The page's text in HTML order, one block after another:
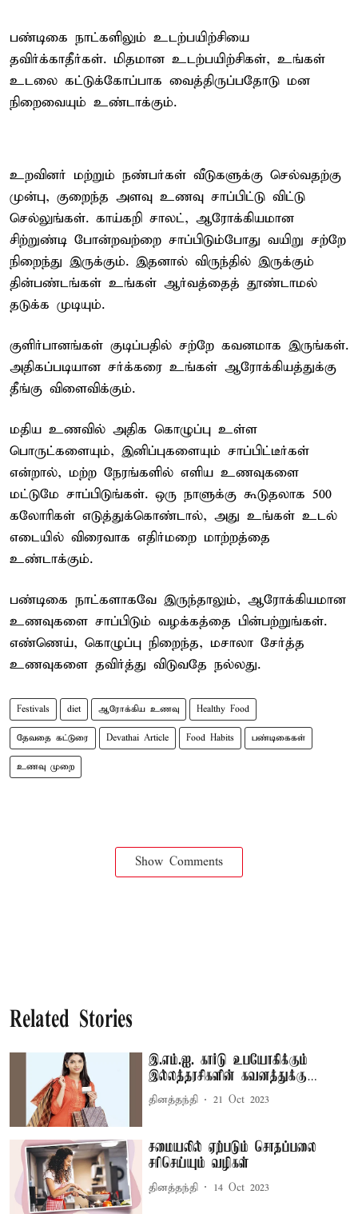
பண்டிகை நாட்களிலும் உடற்பயிற்சியை
தவிர்க்காதீர்கள். மிதமான உடற்பயிற்சிகள், உங்கள்
உடலை கட்டுக்கோப்பாக வைத்திருப்பதோடு மன
நிறைவையும் உண்டாக்கும்.
உறவினர் மற்றும் நண்பர்கள் வீடுகளுக்கு செல்வதற்கு
முன்பு, குறைந்த அளவு உணவு சாப்பிட்டு விட்டு
செல்லுங்கள். காய்கறி சாலட், ஆரோக்கியமான
சிற்றுண்டி போன்றவற்றை சாப்பிடும்போது வயிறு சற்றே
நிறைந்து இருக்கும். இதனால் விருந்தில் இருக்கும்
தின்பண்டங்கள் உங்கள் ஆர்வத்தைத் தூண்டாமல்
தடுக்க முடியும்.
குளிர்பானங்கள் குடிப்பதில் சற்றே கவனமாக இருங்கள்.
அதிகப்படியான சர்க்கரை உங்கள் ஆரோக்கியத்துக்கு
தீங்கு விளைவிக்கும்.
மதிய உணவில் அதிக கொழுப்பு உள்ள
பொருட்களையும், இனிப்புகளையும் சாப்பிட்டீர்கள்
என்றால், மற்ற நேரங்களில் எளிய உணவுகளை
மட்டுமே சாப்பிடுங்கள். ஒரு நாளுக்கு கூடுதலாக 500
கலோரிகள் எடுத்துக்கொண்டால், அது உங்கள் உடல்
எடையில் விரைவாக எதிர்மறை மாற்றத்தை
உண்டாக்கும்.
பண்டிகை நாட்களாகவே இருந்தாலும், ஆரோக்கியமான
உணவுகளை சாப்பிடும் வழக்கத்தை பின்பற்றுங்கள்.
எண்ணெய், கொழுப்பு நிறைந்த, மசாலா சேர்த்த
உணவுகளை தவிர்த்து விடுவதே நல்லது.
Festivals diet ஆரோக்கிய உணவு Healthy Food
தேவதை கட்டுரை Devathai Article Food Habits பண்டிகைகள்
உணவு முறை
Show Comments
Related Stories
இ.எம்.ஐ. கார்டு உபயோகிக்கும்
இல்லத்தரசிகளின் கவனத்துக்கு…
தினத்தந்தி 21 Oct 2023
சமையலில் ஏற்படும் சொதப்பலை
சரிசெய்யும் வழிகள்
தினத்தந்தி 14 Oct 2023